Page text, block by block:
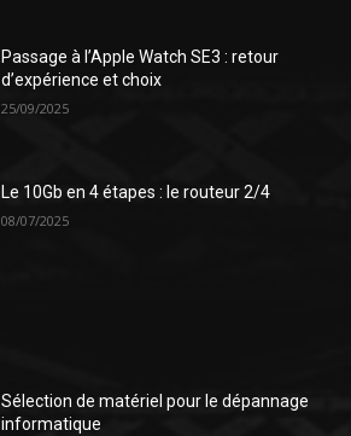
Passage à l’Apple Watch SE3 : retour
d’expérience et choix
25/09/2025
Le 10Gb en 4 étapes : le routeur 2/4
08/07/2025
Sélection de matériel pour le dépannage
informatique